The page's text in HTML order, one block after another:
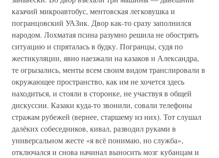
казачий микроавтобус, ментовская легковушка и
погранцовский УАЗик. Двор как-то сразу заполнился
народом. Лохматая псина разумно решила не обострять
ситуацию и спряталась в будку. Погранцы, судя по
жестикуляции, явно наезжали на казаков и Александра,
те огрызались, менты всем своим видом транслировали в
окружающее пространство, как им не хочется здесь
находиться, и стояли в сторонке, не участвуя в общей
дискуссии. Казаки куда-то звонили, совали телефоны
стражам рубежей (вернее, старшему из них). Тот слушал
далёких собеседников, кивал, разводил руками в
универсальном жесте «я всё понимаю, но служба»,
отключался и снова начинал выносить мозг кубанцам и